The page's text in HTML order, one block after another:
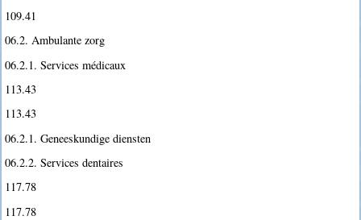
109.41
06.2. Ambulante zorg
06.2.1. Services médicaux
113.43
113.43
06.2.1. Geneeskundige diensten
06.2.2. Services dentaires
117.78
117.78